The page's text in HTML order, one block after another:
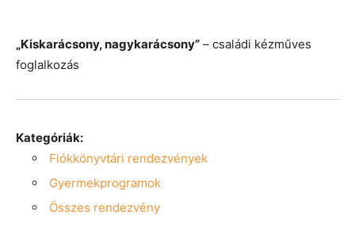
„Kiskarácsony, nagykarácsony” – családi kézműves
foglalkozás
Kategóriák:
Fiókkönyvtári rendezvények
Gyermekprogramok
Összes rendezvény